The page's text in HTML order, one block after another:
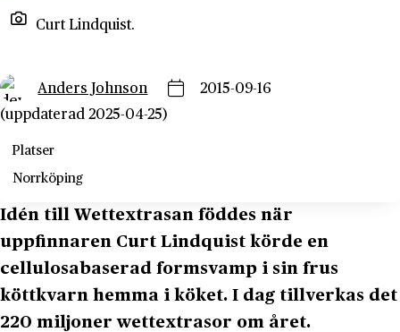
Curt Lindquist.
Anders Johnson
2015-09-16
(uppdaterad 2025-04-25)
Platser
Norrköping
Idén till Wettextrasan föddes när
uppfinnaren Curt Lindquist körde en
cellulosabaserad formsvamp i sin frus
köttkvarn hemma i köket. I dag tillverkas det
220 miljoner wettextrasor om året.